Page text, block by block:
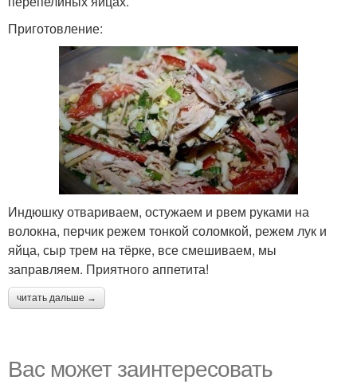
Приготовление:
Индюшку отвариваем, остужаем и рвем руками на
волокна, перчик режем тонкой соломкой, режем лук и
яйца, сыр трем на тёрке, все смешиваем, мы
заправляем. Приятного аппетита!
читать дальше →
Вас может заинтересовать